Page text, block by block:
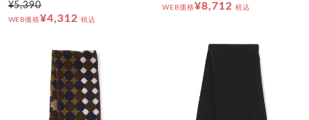
¥5,390
WEB価格¥4,312 税込
WEB価格¥8,712 税込